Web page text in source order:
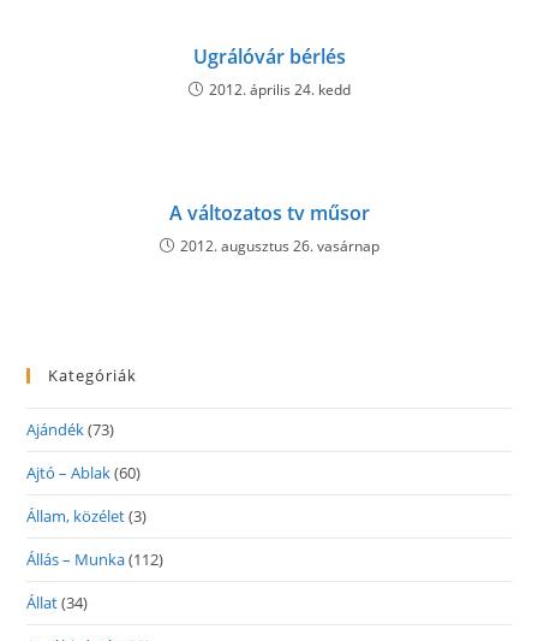
Ugrálóvár bérlés
2012. április 24. kedd
A változatos tv műsor
2012. augusztus 26. vasárnap
Kategóriák
Ajándék(73)
Ajtó – Ablak(60)
Állam, közélet(3)
Állás – Munka(112)
Állat(34)